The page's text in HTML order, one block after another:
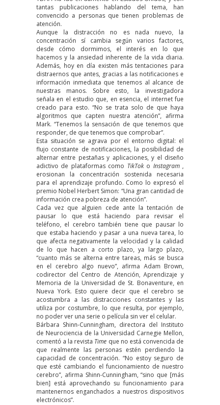
tantas publicaciones hablando del tema, han
convencido a personas que tienen problemas de
atención.
Aunque la distracción no es nada nuevo, la
concentración sí cambia según varios factores,
desde cómo dormimos, el interés en lo que
hacemos y la ansiedad inherente de la vida diaria.
Además, hoy en día existen más tentaciones para
distraernos que antes, gracias a las notificaciones e
información inmediata que tenemos al alcance de
nuestras manos. Sobre esto, la investigadora
señala en el estudio que, en esencia, el internet fue
creado para esto. “No se trata solo de que haya
algoritmos que capten nuestra atención”, afirma
Mark. “Tenemos la sensación de que tenemos que
responder, de que tenemos que comprobar”.
Esta situación se agrava por el entorno digital: el
flujo constante de notificaciones, la posibilidad de
alternar entre pestañas y aplicaciones, y el diseño
adictivo de plataformas como TikToko Instagram,
erosionan la concentración sostenida necesaria
para el aprendizaje profundo. Como lo expresó el
premio Nobel Herbert Simon: “Una gran cantidad de
información crea pobreza de atención”.
Cada vez que alguien cede ante la tentación de
pausar lo que está haciendo para revisar el
teléfono, el cerebro también tiene que pausar lo
que estaba haciendo y pasar a una nueva tarea, lo
que afecta negativamente la velocidad y la calidad
de lo que hacen a corto plazo, ya largo plazo,
“cuanto más se alterna entre tareas, más se busca
en el cerebro algo nuevo”, afirma Adam Brown,
codirector del Centro de Atención, Aprendizaje y
Memoria de la Universidad de St. Bonaventure, en
Nueva York. Esto quiere decir que el cerebro se
acostumbra a las distracciones constantes y las
utiliza por costumbre, lo que resulta, por ejemplo,
no poder ver una serie o película sin ver el celular.
Bárbara Shinn-Cunningham, directora del Instituto
de Neurociencia de la Universidad Carnegie Mellon,
comentó a la revista Time que no está convencida de
que realmente las personas estén perdiendo la
capacidad de concentración. “No estoy seguro de
que esté cambiando el funcionamiento de nuestro
cerebro”, afirma Shinn-Cunningham, “sino que [más
bien] está aprovechando su funcionamiento para
mantenernos enganchados a nuestros dispositivos
electrónicos”.